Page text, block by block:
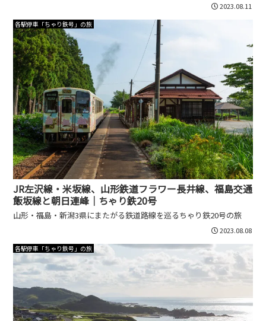
2023.08.11
各駅停車「ちゃり鉄号」の旅
JR左沢線・米坂線、山形鉄道フラワー長井線、福島交通
飯坂線と朝日連峰｜ちゃり鉄20号
山形・福島・新潟3県にまたがる鉄道路線を巡るちゃり鉄20号の旅
2023.08.08
各駅停車「ちゃり鉄号」の旅